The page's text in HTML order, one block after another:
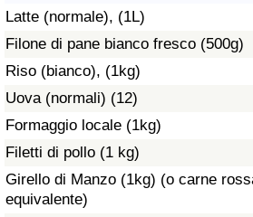
Latte (normale), (1L)
Filone di pane bianco fresco (500g)
Riso (bianco), (1kg)
Uova (normali) (12)
Formaggio locale (1kg)
Filetti di pollo (1 kg)
Girello di Manzo (1kg) (o carne
equivalente)
Indice dell’Assistenza Sanitaria
Indice dell’Assistenza Sanitaria
Indice dell’Assistenza Sanitaria per
Nazione